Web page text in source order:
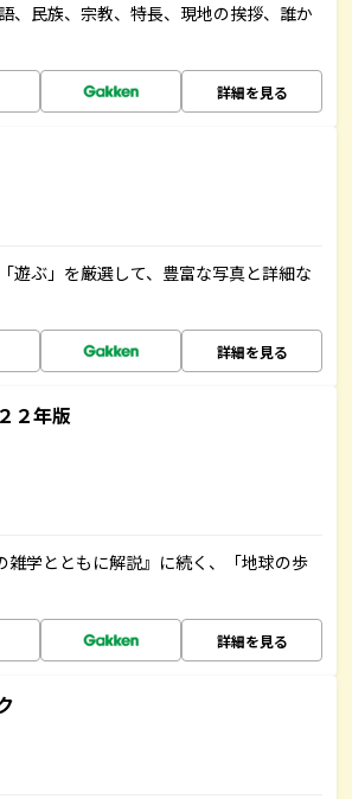
、民族、宗教、特長、現地の挨拶、誰か
詳細を見る
遊ぶ」を厳選して、豊富な写真と詳細な
詳細を見る
２年版
学とともに解説』に続く、「地球の歩
詳細を見る